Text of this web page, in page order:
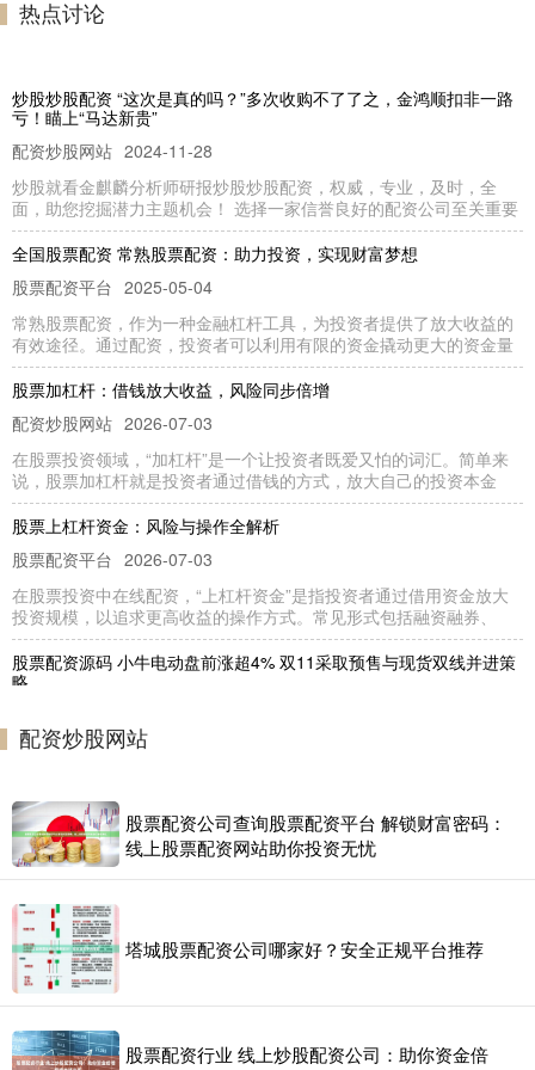
热点讨论
炒股炒股配资 “这次是真的吗？”多次收购不了了之，金鸿顺扣非一路
亏！瞄上“马达新贵”
配资炒股网站 2024-11-28
炒股就看金麒麟分析师研报炒股炒股配资，权威，专业，及时，全
面，助您挖掘潜力主题机会！ 选择一家信誉良好的配资公司至关重要
全国股票配资 常熟股票配资：助力投资，实现财富梦想
股票配资平台 2025-05-04
常熟股票配资，作为一种金融杠杆工具，为投资者提供了放大收益的
有效途径。通过配资，投资者可以利用有限的资金撬动更大的资金量
股票加杠杆：借钱放大收益，风险同步倍增
配资炒股网站 2026-07-03
在股票投资领域，“加杠杆”是一个让投资者既爱又怕的词汇。简单来
说，股票加杠杆就是投资者通过借钱的方式，放大自己的投资本金
股票上杠杆资金：风险与操作全解析
股票配资平台 2026-07-03
在股票投资中在线配资，“上杠杆资金”是指投资者通过借用资金放大
投资规模，以追求更高收益的操作方式。常见形式包括融资融券、
股票配资源码 小牛电动盘前涨超4% 双11采取预售与现货双线并进策
略
格隆汇10月25日|小牛电动（NIU.US）盘前涨超4%报2.5美元。消息
配资炒股网站
股票配资公司查询股票配资平台 解锁财富密码：
线上股票配资网站助你投资无忧
塔城股票配资公司哪家好？安全正规平台推荐
股票配资行业 线上炒股配资公司：助你资金倍